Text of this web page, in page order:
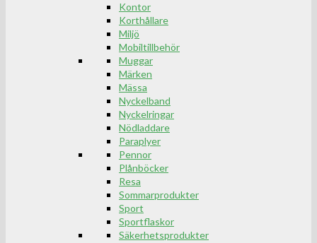
Kontor
Korthållare
Miljö
Mobiltillbehör
Muggar
Märken
Mässa
Nyckelband
Nyckelringar
Nödladdare
Paraplyer
Pennor
Plånböcker
Resa
Sommarprodukter
Sport
Sportflaskor
Säkerhetsprodukter